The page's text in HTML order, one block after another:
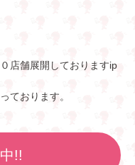
店舗展開しておりますip
ております。
!!